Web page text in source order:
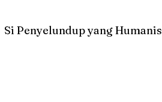
Si Penyelundup yang Humanis